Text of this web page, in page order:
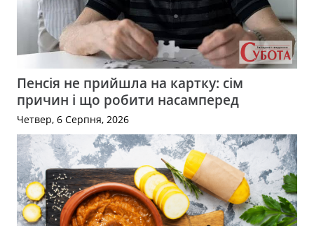
Пенсія не прийшла на картку: сім
причин і що робити насамперед
Четвер, 6 Серпня, 2026